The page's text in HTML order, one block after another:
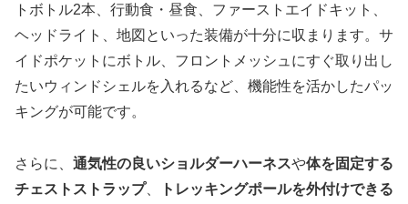
トボトル2本、行動食・昼食、ファーストエイドキット、
ヘッドライト、地図といった装備が十分に収まります。サ
イドポケットにボトル、フロントメッシュにすぐ取り出し
たいウィンドシェルを入れるなど、機能性を活かしたパッ
キングが可能です。
さらに、 通気性の良いショルダーハーネスや体を固定する
チェストストラップ、
トレッキングポールを外付けできる